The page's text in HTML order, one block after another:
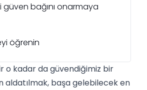
güven bağını onarmaya
öğrenin
o kadar da güvendiğimiz bir
aldatılmak, başa gelebilecek en